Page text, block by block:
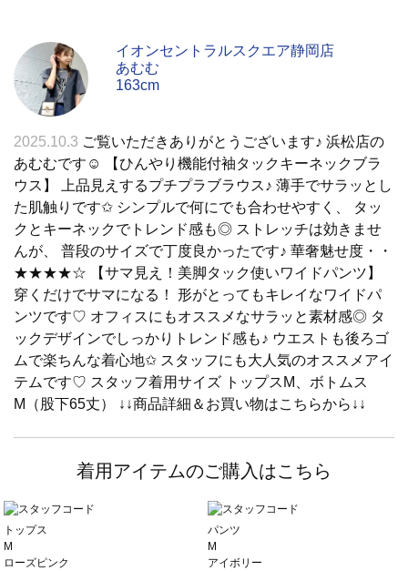
イオンセントラルスクエア静岡店
あむむ
163cm
2025.10.3 ご覧いただきありがとうございます♪ 浜松店の
あむむです☺︎︎ 【ひんやり機能付袖タックキーネックブラ
ウス】 上品見えするプチプラブラウス♪ 薄手でサラッとし
た肌触りです✩︎ シンプルで何にでも合わせやすく、 タッ
クとキーネックでトレンド感も◎ ストレッチは効きませ
んが、 普段のサイズで丁度良かったです♪ 華奢魅せ度・・
★★★★☆ 【サマ見え！美脚タック使いワイドパンツ】
穿くだけでサマになる！ 形がとってもキレイなワイドパ
ンツです♡ オフィスにもオススメなサラッと素材感◎ タ
ックデザインでしっかりトレンド感も♪ ウエストも後ろゴ
ムで楽ちんな着心地✩︎ スタッフにも大人気のオススメアイ
テムです♡ スタッフ着用サイズ トップスM、ボトムス
M（股下65丈） ↓↓商品詳細＆お買い物はこちらから↓↓
着用アイテムのご購入はこちら
トップス
M
ローズピンク
パンツ
M
アイボリー